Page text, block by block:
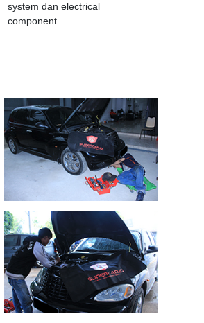
system dan electrical
component.